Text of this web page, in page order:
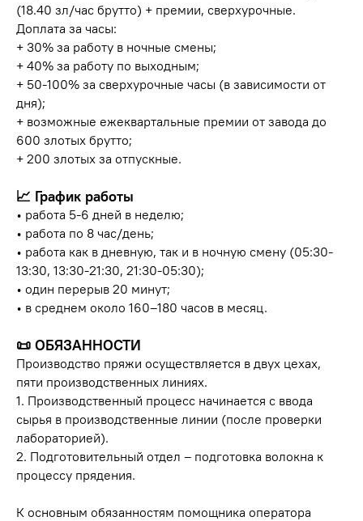
(18.40 зл/час брутто) + премии, сверхурочные.
Доплата за часы:
+ 30% за работу в ночные смены;
+ 40% за работу по выходным;
+ 50-100% за сверхурочные часы (в зависимости от
дня);
+ возможные ежеквартальные премии от завода до
600 злотых брутто;
+ 200 злотых за отпускные.
📈 График работы
• работа 5-6 дней в неделю;
• работа по 8 час/день;
• работа как в дневную, так и в ночную смену (05:30-
13:30, 13:30-21:30, 21:30-05:30);
• один перерыв 20 минут;
• в среднем около 160–180 часов в месяц.
📜 ОБЯЗАННОСТИ
Производство пряжи осуществляется в двух цехах,
пяти производственных линиях.
1. Производственный процесс начинается с ввода
сырья в производственные линии (после проверки
лабораторией).
2. Подготовительный отдел – подготовка волокна к
процессу прядения.
К основным обязанностям помощника оператора